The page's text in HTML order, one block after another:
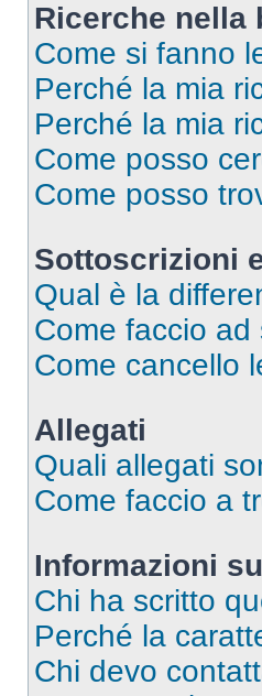
Ricerche nella
Come si fanno
Perché la mia
Perché la mia
Come posso
Come posso
Sottoscrizioni
Qual è la
Come faccio
Come cancello
Allegati
Quali allegati
Come faccio a
Informazioni
Chi ha scritto
Perché la
Chi devo